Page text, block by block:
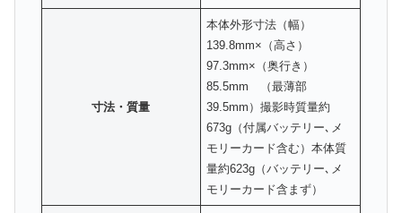
寸法・質量
本体外形寸法（幅）
139.8mm×（高さ）
97.3mm×（奥行き）
85.5mm （最薄部
39.5mm）撮影時質量約
673g（付属バッテリー､メ
モリーカード含む）本体質
量約623g（バッテリー､メ
モリーカード含まず）